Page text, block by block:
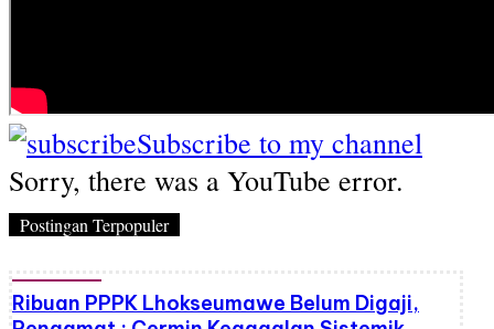
Subscribe to my channel
Sorry, there was a YouTube error.
Postingan Terpopuler
Ribuan PPPK Lhokseumawe Belum Digaji,